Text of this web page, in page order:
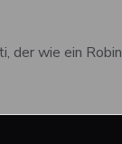
wie ein